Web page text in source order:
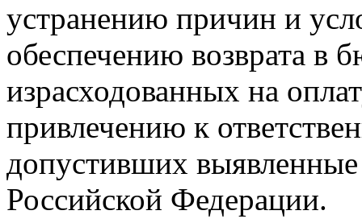
устранению причин и
обеспечению возврата в
израсходованных на
привлечению к
допустивших выявленные
Российской Федерации.